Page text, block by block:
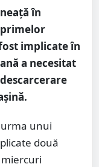
în
implicate în
a necesitat
unui
două